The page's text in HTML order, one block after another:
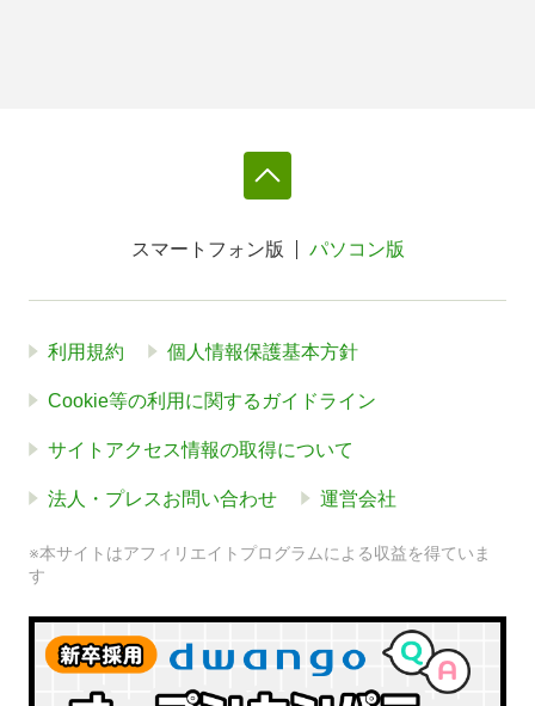
スマートフォン版 パソコン版
利用規約 個人情報保護基本方針
Cookie等の利用に関するガイドライン
サイトアクセス情報の取得について
法人・プレスお問い合わせ 運営会社
※本サイトはアフィリエイトプログラムによる収益を得ていま
す